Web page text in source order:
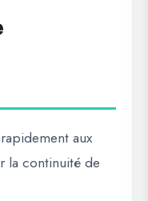
aux
la continuité de